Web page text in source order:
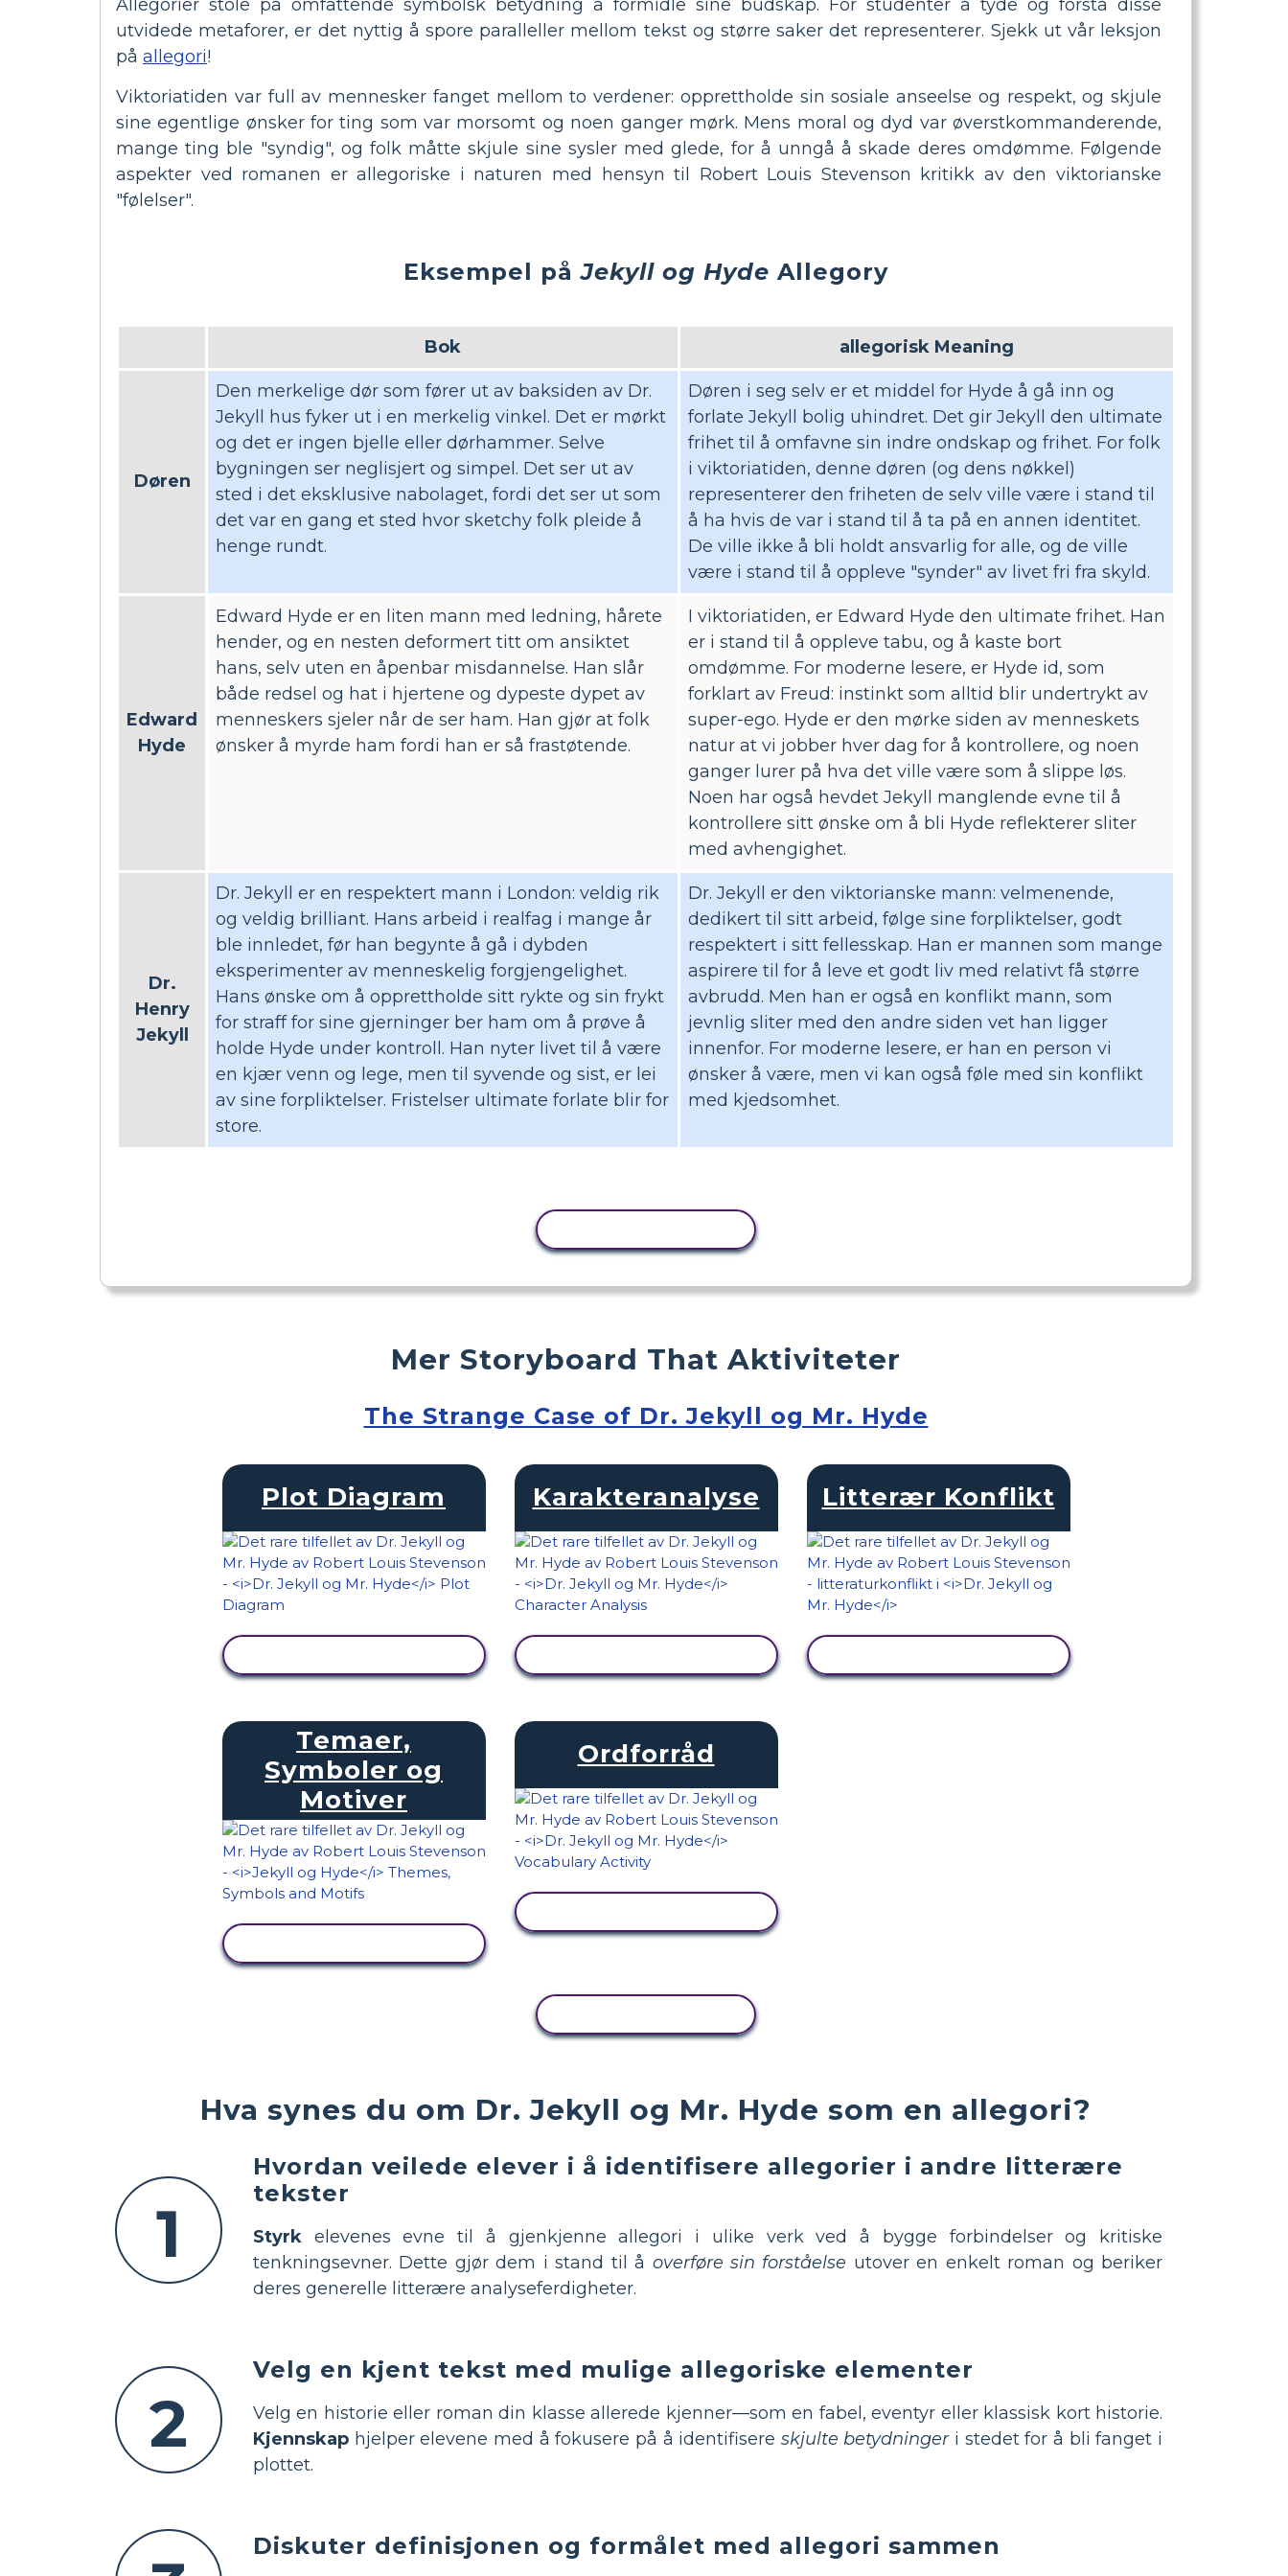
Allegorier stole på omfattende symbolsk betydning å formidle sine budskap. For studenter å tyde og forstå disse
utvidede metaforer, er det nyttig å spore paralleller mellom tekst og større saker det representerer. Sjekk ut vår leksjon
på allegori!
Viktoriatiden var full av mennesker fanget mellom to verdener: opprettholde sin sosiale anseelse og respekt, og skjule
sine egentlige ønsker for ting som var morsomt og noen ganger mørk. Mens moral og dyd var øverstkommanderende,
mange ting ble "syndig", og folk måtte skjule sine sysler med glede, for å unngå å skade deres omdømme. Følgende
aspekter ved romanen er allegoriske i naturen med hensyn til Robert Louis Stevenson kritikk av den viktorianske
"følelser".
Eksempel påJekyll og Hyde Allegory
Bok allegorisk Meaning
Døren
Den merkelige dør som fører ut av baksiden av Dr.
Jekyll hus fyker ut i en merkelig vinkel. Det er mørkt
og det er ingen bjelle eller dørhammer. Selve
bygningen ser neglisjert og simpel. Det ser ut av
sted i det eksklusive nabolaget, fordi det ser ut som
det var en gang et sted hvor sketchy folk pleide å
henge rundt.
Døren i seg selv er et middel for Hyde å gå inn og
forlate Jekyll bolig uhindret. Det gir Jekyll den ultimate
frihet til å omfavne sin indre ondskap og frihet. For folk
i viktoriatiden, denne døren (og dens nøkkel)
representerer den friheten de selv ville være i stand til
å ha hvis de var i stand til å ta på en annen identitet.
De ville ikke å bli holdt ansvarlig for alle, og de ville
være i stand til å oppleve "synder" av livet fri fra skyld.
Edward
Hyde
Edward Hyde er en liten mann med ledning, hårete
hender, og en nesten deformert titt om ansiktet
hans, selv uten en åpenbar misdannelse. Han slår
både redsel og hat i hjertene og dypeste dypet av
menneskers sjeler når de ser ham. Han gjør at folk
ønsker å myrde ham fordi han er så frastøtende.
I viktoriatiden, er Edward Hyde den ultimate frihet. Han
er i stand til å oppleve tabu, og å kaste bort
omdømme. For moderne lesere, er Hyde id, som
forklart av Freud: instinkt som alltid blir undertrykt av
super-ego. Hyde er den mørke siden av menneskets
natur at vi jobber hver dag for å kontrollere, og noen
ganger lurer på hva det ville være som å slippe løs.
Noen har også hevdet Jekyll manglende evne til å
kontrollere sitt ønske om å bli Hyde reflekterer sliter
med avhengighet.
Dr.
Henry
Jekyll
Dr. Jekyll er en respektert mann i London: veldig rik
og veldig brilliant. Hans arbeid i realfag i mange år
ble innledet, før han begynte å gå i dybden
eksperimenter av menneskelig forgjengelighet.
Hans ønske om å opprettholde sitt rykte og sin frykt
for straff for sine gjerninger ber ham om å prøve å
holde Hyde under kontroll. Han nyter livet til å være
en kjær venn og lege, men til syvende og sist, er lei
av sine forpliktelser. Fristelser ultimate forlate blir for
store.
Dr. Jekyll er den viktorianske mann: velmenende,
dedikert til sitt arbeid, følge sine forpliktelser, godt
respektert i sitt fellesskap. Han er mannen som mange
aspirere til for å leve et godt liv med relativt få større
avbrudd. Men han er også en konflikt mann, som
jevnlig sliter med den andre siden vet han ligger
innenfor. For moderne lesere, er han en person vi
ønsker å være, men vi kan også føle med sin konflikt
med kjedsomhet.
Hva synes du om Dr. Jekyll og Mr. Hyde som en allegori?
1
Hvordan veilede elever i å identifisere allegorier i andre litterære
tekster
Styrk elevenes evne til å gjenkjenne allegori i ulike verk ved å bygge forbindelser og kritiske
tenkningsevner. Dette gjør dem i stand til å overføre sin forståelse utover en enkelt roman og beriker
deres generelle litterære analyseferdigheter.
2
Velg en kjent tekst med mulige allegoriske elementer
Velg en historie eller roman din klasse allerede kjenner—som en fabel, eventyr eller klassisk kort historie.
Kjennskap hjelper elevene med å fokusere på å identifisere skjulte betydningeri stedet for å bli fanget i
plottet.
Diskuter definisjonen og formålet med allegori sammen
Mer Storyboard That Aktiviteter
The Strange Case of Dr. Jekyll og Mr. Hyde
Plot Diagram Karakteranalyse Litterær Konflikt
Temaer,
Symboler og
Motiver
Ordforråd